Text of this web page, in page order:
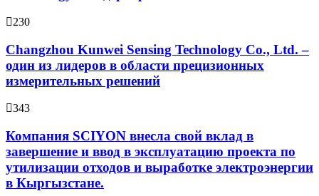
230
Changzhou Kunwei Sensing Technology Co., Ltd. –
один из лидеров в области прецизионных
измерительных решений
343
Компания SCIYON внесла свой вклад в
завершение и ввод в эксплуатацию проекта по
утилизации отходов и выработке электроэнергии
в Кыргызстане.